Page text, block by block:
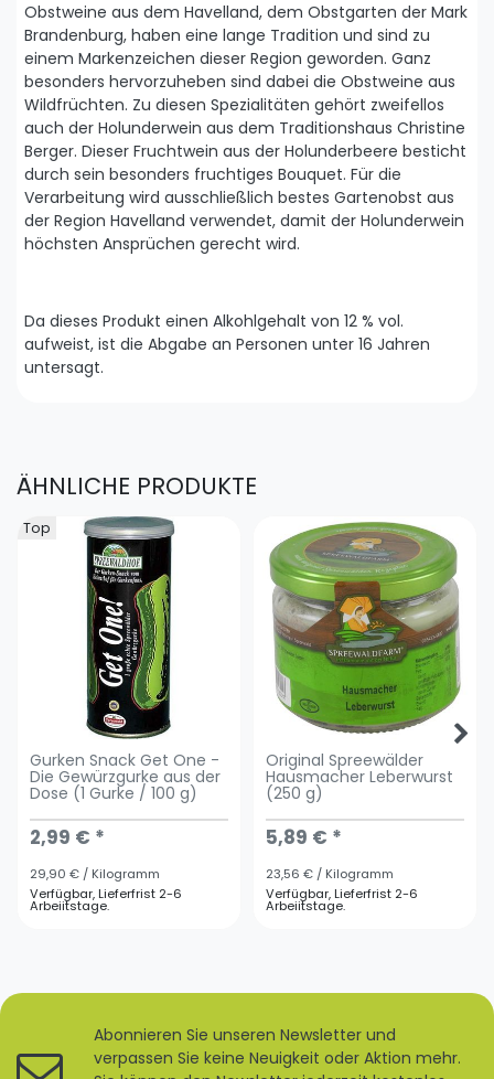
Obstweine aus dem Havelland, dem Obstgarten der Mark
Brandenburg, haben eine lange Tradition und sind zu
einem Markenzeichen dieser Region geworden. Ganz
besonders hervorzuheben sind dabei die Obstweine aus
Wildfrüchten. Zu diesen Spezialitäten gehört zweifellos
auch der Holunderwein aus dem Traditionshaus Christine
Berger. Dieser Fruchtwein aus der Holunderbeere besticht
durch sein besonders fruchtiges Bouquet. Für die
Verarbeitung wird ausschließlich bestes Gartenobst aus
der Region Havelland verwendet, damit der Holunderwein
höchsten Ansprüchen gerecht wird.
Da dieses Produkt einen Alkohlgehalt von 12 % vol.
aufweist, ist die Abgabe an Personen unter 16 Jahren
untersagt.
ÄHNLICHE PRODUKTE
Top
Gurken Snack Get One -
Die Gewürzgurke aus der
Dose (1 Gurke / 100 g)
2,99 € *
29,90 € / Kilogramm
Verfügbar, Lieferfrist 2-6
Arbeiitstage.
Original Spreewälder
Hausmacher Leberwurst
(250 g)
5,89 € *
23,56 € / Kilogramm
Verfügbar, Lieferfrist 2-6
Arbeiitstage.
Abonnieren Sie unseren Newsletter und
verpassen Sie keine Neuigkeit oder Aktion mehr.